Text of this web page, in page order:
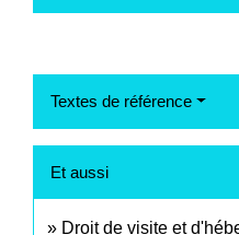
Textes de référence
Et aussi
Droit de visite et